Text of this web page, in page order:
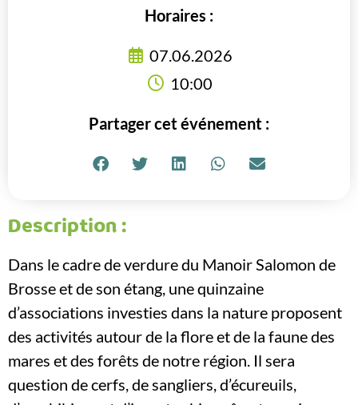
Horaires :
07.06.2026
10:00
Partager cet événement :
Description :
Dans le cadre de verdure du Manoir Salomon de
Brosse et de son étang, une quinzaine
d’associations investies dans la nature proposent
des activités autour de la flore et de la faune des
mares et des forêts de notre région. Il sera
question de cerfs, de sangliers, d’écureuils,